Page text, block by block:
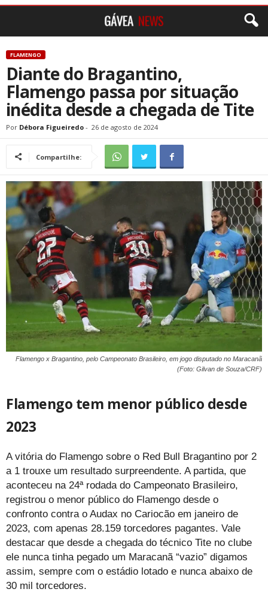
FLAMENGO
Diante do Bragantino,
Flamengo passa por situação
inédita desde a chegada de Tite
Por Débora Figueiredo - 26 de agosto de 2024
Compartilhe:
Flamengo x Bragantino, pelo Campeonato Brasileiro, em jogo disputado no Maracanã
(Foto: Gilvan de Souza/CRF)
Flamengo tem menor público desde
2023
A vitória do Flamengo sobre o Red Bull Bragantino por 2
a 1 trouxe um resultado surpreendente. A partida, que
aconteceu na 24ª rodada do Campeonato Brasileiro,
registrou o menor público do Flamengo desde o
confronto contra o Audax no Cariocão em janeiro de
2023, com apenas 28.159 torcedores pagantes. Vale
destacar que desde a chegada do técnico Tite no clube
ele nunca tinha pegado um Maracanã “vazio” digamos
assim, sempre com o estádio lotado e nunca abaixo de
30 mil torcedores.